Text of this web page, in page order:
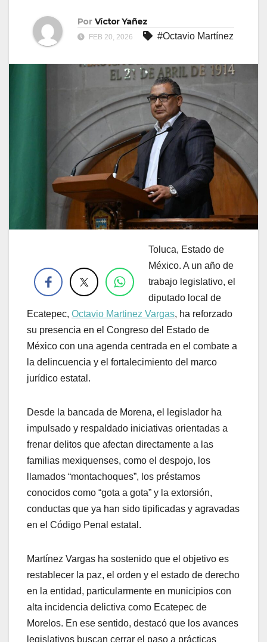
Por Víctor Yañez
FEB 20, 2026 #Octavio Martínez
Toluca, Estado de
México. A un año de
trabajo legislativo, el
diputado local de
Ecatepec, Octavio Martinez Vargas, ha reforzado
su presencia en el Congreso del Estado de
México con una agenda centrada en el combate a
la delincuencia y el fortalecimiento del marco
jurídico estatal.
Desde la bancada de Morena, el legislador ha
impulsado y respaldado iniciativas orientadas a
frenar delitos que afectan directamente a las
familias mexiquenses, como el despojo, los
llamados “montachoques”, los préstamos
conocidos como “gota a gota” y la extorsión,
conductas que ya han sido tipificadas y agravadas
en el Código Penal estatal.
Martínez Vargas ha sostenido que el objetivo es
restablecer la paz, el orden y el estado de derecho
en la entidad, particularmente en municipios con
alta incidencia delictiva como Ecatepec de
Morelos. En ese sentido, destacó que los avances
legislativos buscan cerrar el paso a prácticas